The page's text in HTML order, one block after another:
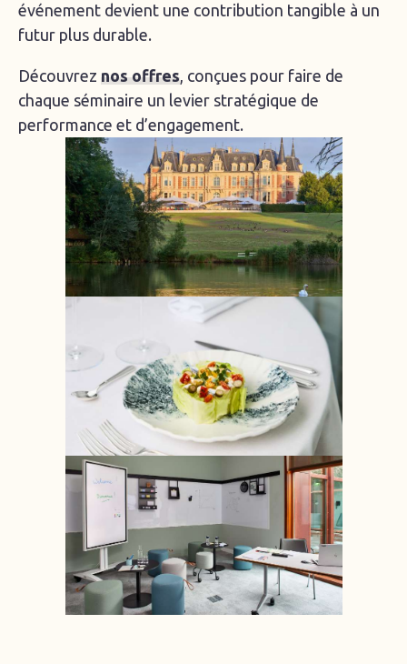
événement devient une contribution tangible à un
futur plus durable.
Découvrez nos offres, conçues pour faire de
chaque séminaire un levier stratégique de
performance et d’engagement.